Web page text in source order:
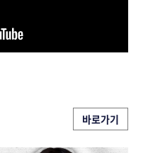
바로가기